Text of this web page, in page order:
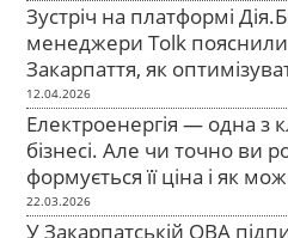
Зустріч на платформі
менеджери Tolk
Закарпаття, як
12.04.2026
Електроенергія — одна з
бізнесі. Але чи точно ви
формується її ціна і як
22.03.2026
У Закарпатській ОВА